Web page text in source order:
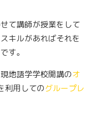
て講師が授業をして
キルがあればそれを
す。
地語学学校開講のオ
利用してのグループレ